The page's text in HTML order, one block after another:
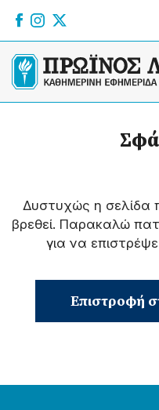
Δυστυχώς η σελίδα
βρεθεί. Παρακαλώ
για να
Επιστροφή